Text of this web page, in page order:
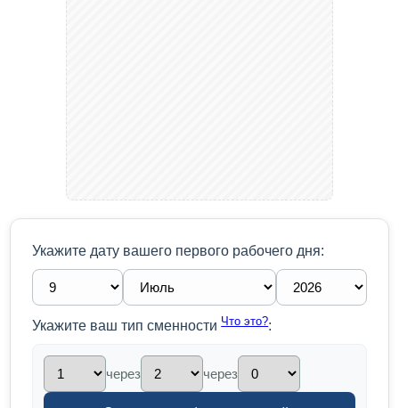
Укажите дату вашего первого рабочего дня:
Укажите ваш тип сменностиЧто это?:
через через